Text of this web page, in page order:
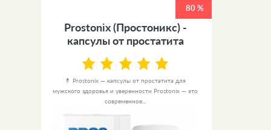
80 %
Prostonix (Простоникс) -
капсулы от простатита
💊 Prostonix — капсулы от простатита для
мужского здоровья и уверенности Prostonix — это
современное...